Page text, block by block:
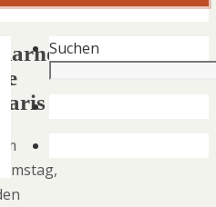
Karneval
Paris
Am
Samstag,
Suchen